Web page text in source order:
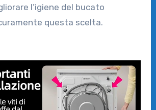
l’igiene del bucato
questa scelta.